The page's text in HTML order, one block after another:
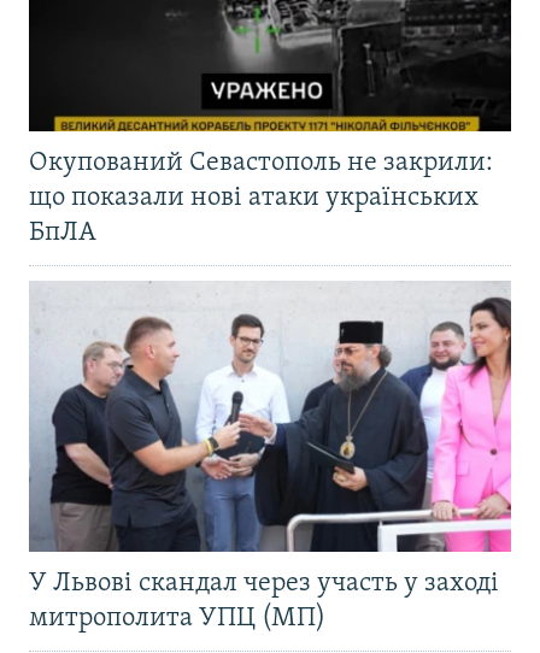
Окупований Севастополь не закрили:
що показали нові атаки українських
БпЛА
У Львові скандал через участь у заході
митрополита УПЦ (МП)